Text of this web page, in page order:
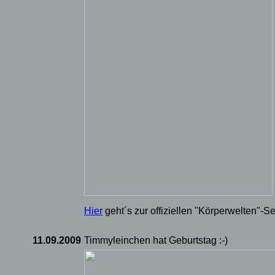
Hier geht´s zur offiziellen "Körperwelten"-
11.09.2009 Timmyleinchen hat Geburtstag :-)